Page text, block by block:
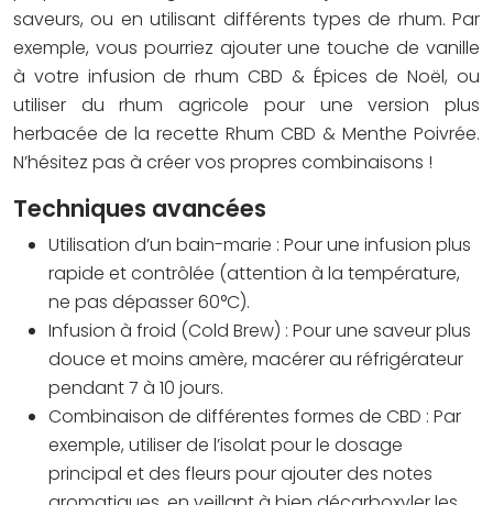
saveurs, ou en utilisant différents types de rhum. Par
exemple, vous pourriez ajouter une touche de vanille
à votre infusion de rhum CBD & Épices de Noël, ou
utiliser du rhum agricole pour une version plus
herbacée de la recette Rhum CBD & Menthe Poivrée.
N’hésitez pas à créer vos propres combinaisons !
Techniques avancées
Utilisation d’un bain-marie : Pour une infusion plus
rapide et contrôlée (attention à la température,
ne pas dépasser 60°C).
Infusion à froid (Cold Brew) : Pour une saveur plus
douce et moins amère, macérer au réfrigérateur
pendant 7 à 10 jours.
Combinaison de différentes formes de CBD : Par
exemple, utiliser de l’isolat pour le dosage
principal et des fleurs pour ajouter des notes